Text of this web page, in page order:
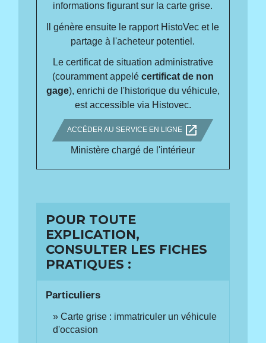
informations figurant sur la carte grise.
Il génère ensuite le rapport HistoVec et le
partage à l'acheteur potentiel.
Le certificat de situation administrative
(couramment appelé certificat de non
gage), enrichi de l'historique du véhicule,
est accessible via Histovec.
ACCÉDER AU SERVICE EN LIGNE open_in_new
Ministère chargé de l'intérieur
POUR TOUTE
EXPLICATION,
CONSULTER LES FICHES
PRATIQUES :
Particuliers
Carte grise : immatriculer un véhicule
d'occasion